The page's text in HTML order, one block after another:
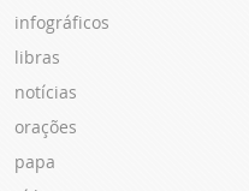
infográficos
libras
notícias
orações
papa